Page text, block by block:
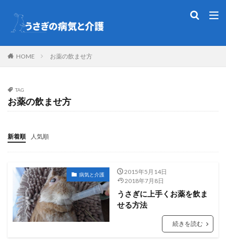
HOME お薬の飲ませ方
TAG
お薬の飲ませ方
新着順 人気順
病気と介護
2015年5月14日
2018年7月8日
うさぎに上手くお薬を飲ま
せる方法
続きを読む